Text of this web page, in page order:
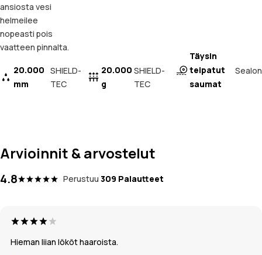
ansiosta vesi
helmeilee
nopeasti pois
vaatteen pinnalta.
20.000
mm
SHIELD-
TEC
20.000
g
SHIELD-
TEC
Täysin
teipatut
saumat
Sealon
Arvioinnit & arvostelut
4.8 Perustuu 309 Palautteet
Hieman liian lököt haaroista.